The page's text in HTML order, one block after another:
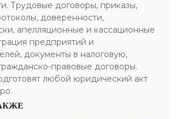
Трудовые договоры, приказы,
доверенности,
апелляционные и кассационные
предприятий и
документы в налоговую,
правовые договоры.
любой юридический акт